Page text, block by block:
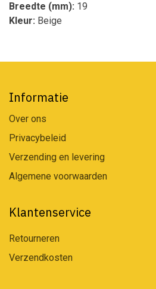
Breedte (mm): 19
Kleur: Beige
Informatie
Over ons
Privacybeleid
Verzending en levering
Algemene voorwaarden
Klantenservice
Retourneren
Verzendkosten